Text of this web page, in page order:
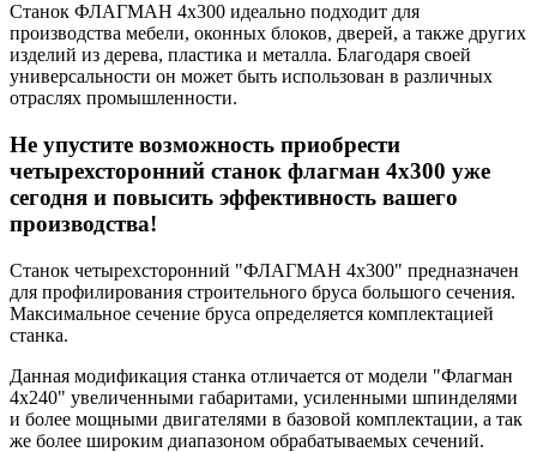
Станок ФЛАГМАН 4х300 идеально подходит для
производства мебели, оконных блоков, дверей, а также других
изделий из дерева, пластика и металла. Благодаря своей
универсальности он может быть использован в различных
отраслях промышленности.
Не упустите возможность приобрести
четырехсторонний станок флагман 4х300 уже
сегодня и повысить эффективность вашего
производства!
Станок четырехсторонний "ФЛАГМАН 4х300" предназначен
для профилирования строительного бруса большого сечения.
Максимальное сечение бруса определяется комплектацией
станка.
Данная модификация станка отличается от модели "Флагман
4х240" увеличенными габаритами, усиленными шпинделями
и более мощными двигателями в базовой комплектации, а так
же более широким диапазоном обрабатываемых сечений.